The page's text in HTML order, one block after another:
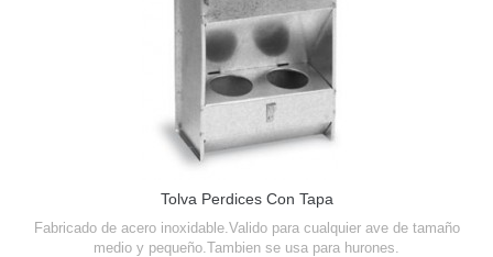
Tolva Perdices Con Tapa
Fabricado de acero inoxidable.Valido para cualquier ave de tamaño
medio y pequeño.Tambien se usa para hurones.